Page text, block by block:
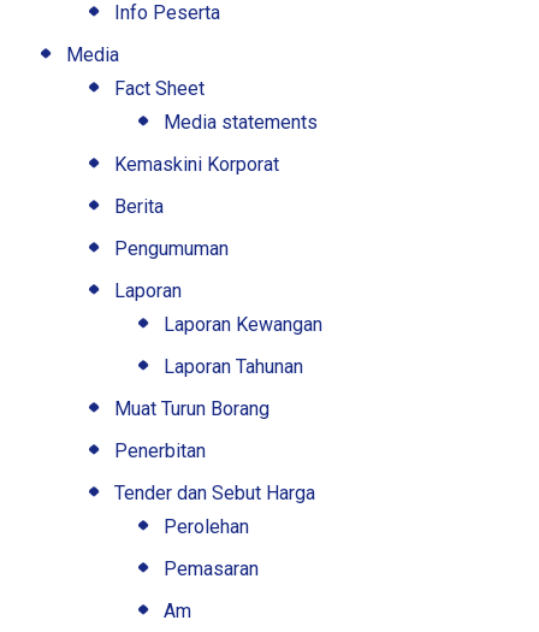
Info Peserta
Media
Fact Sheet
Media statements
Kemaskini Korporat
Berita
Pengumuman
Laporan
Laporan Kewangan
Laporan Tahunan
Muat Turun Borang
Penerbitan
Tender dan Sebut Harga
Perolehan
Pemasaran
Am